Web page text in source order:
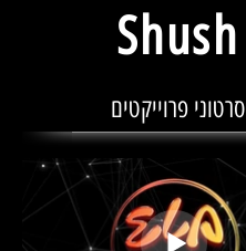
Shush
סרטוני פרוייקטים